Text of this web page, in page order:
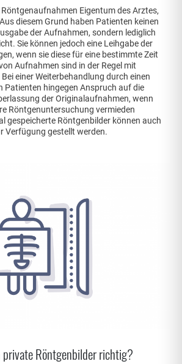
Eigentum des Arztes,
diesem Grund haben Patienten keinen
der Aufnahmen, sondern lediglich
Sie können jedoch eine Leihgabe der
wenn sie diese für eine bestimmte Zeit
Aufnahmen sind in der Regel mit
einer Weiterbehandlung durch einen
Patienten hingegen Anspruch auf die
der Originalaufnahmen, wenn
Röntgenuntersuchung vermieden
gespeicherte Röntgenbilder können auch
Verfügung gestellt werden.
Röntgenbilder richtig?